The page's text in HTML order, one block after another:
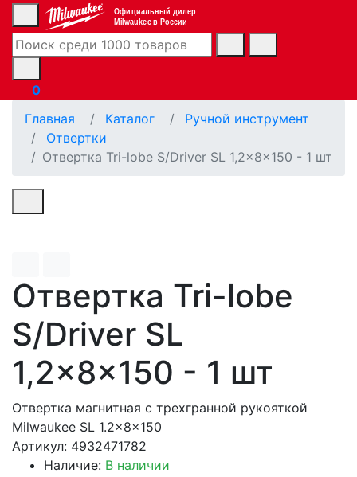
Официальный дилер
Milwaukee в России
0
Главная
Каталог
Ручной инструмент
Отвертки
Отвертка Tri-lobe S/Driver SL 1,2x8x150 - 1 шт
Отвертка Tri-lobe
S/Driver SL
1,2x8x150 - 1 шт
Отвертка магнитная с трехгранной рукояткой
Milwaukee SL 1.2x8x150
Артикул: 4932471782
Наличие: В наличии